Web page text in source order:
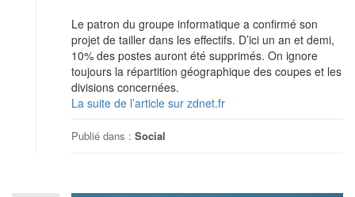
Le patron du groupe informatique a confirmé son
projet de tailler dans les effectifs. D’ici un an et demi,
10% des postes auront été supprimés. On ignore
toujours la répartition géographique des coupes et les
divisions concernées.
La suite de l’article sur zdnet.fr
Publié dans : Social